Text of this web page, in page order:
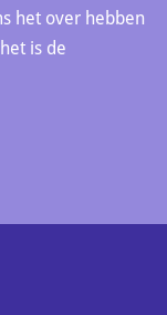
het over hebben
is de